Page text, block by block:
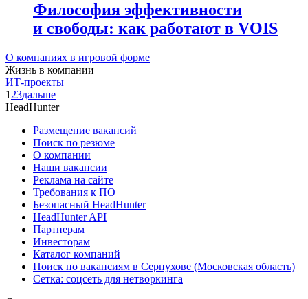
Философия эффективности
и свободы: как работают в VOIS
О компаниях в игровой форме
Жизнь в компании
ИТ-проекты
1 23дальше
HeadHunter
Размещение вакансий
Поиск по резюме
О компании
Наши вакансии
Реклама на сайте
Требования к ПО
Безопасный HeadHunter
HeadHunter API
Партнерам
Инвесторам
Каталог компаний
Поиск по вакансиям в Серпухове (Московская область)
Сетка: соцсеть для нетворкинга